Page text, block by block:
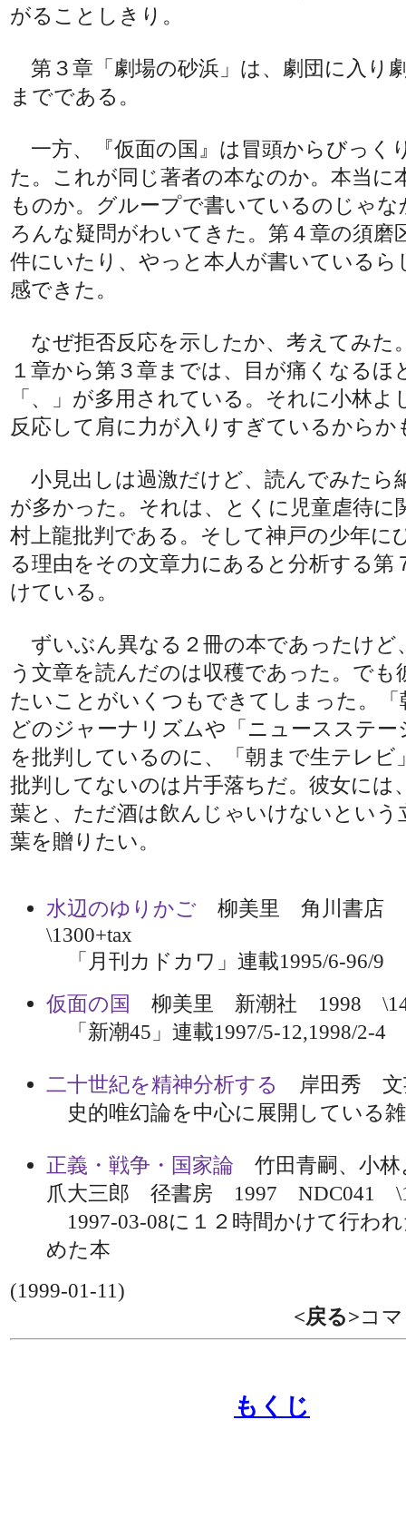
がることしきり。
第３章「劇場の砂浜」は、劇団に入り
までである。
一方、『仮面の国』は冒頭からびっく
た。これが同じ著者の本なのか。本当に
ものか。グループで書いているのじゃ
ろんな疑問がわいてきた。第４章の須磨
件にいたり、やっと本人が書いているら
感できた。
なぜ拒否反応を示したか、考えてみた
１章から第３章までは、目が痛くなるほ
「、」が多用されている。それに小林よ
反応して肩に力が入りすぎているからか
小見出しは過激だけど、読んでみたら
が多かった。それは、とくに児童虐待に
村上龍批判である。そして神戸の少年に
る理由をその文章力にあると分析する第
けている。
ずいぶん異なる２冊の本であったけど
う文章を読んだのは収穫であった。でも
たいことがいくつもできてしまった。「
どのジャーナリズムや「ニュースステー
を批判しているのに、「朝まで生テレビ
批判してないのは片手落ちだ。彼女には
葉と、ただ酒は飲んじゃいけないという
葉を贈りたい。
水辺のゆりかご 柳美里 角川書
\1300+tax
「月刊カドカワ」連載1995/6-96/9
仮面の国
柳美里 新潮社 1998
「新潮45」連載1997/5-12,1998/2-4
二十世紀を精神分析する
岸田秀 文
史的唯幻論を中心に展開している
正義・戦争・国家論 竹田青嗣、小林
爪大三郎 径書房 1997 NDC041
1997-03-08に１２時間かけて行わ
めた本
(1999-01-11)
<戻る>コ
もくじ